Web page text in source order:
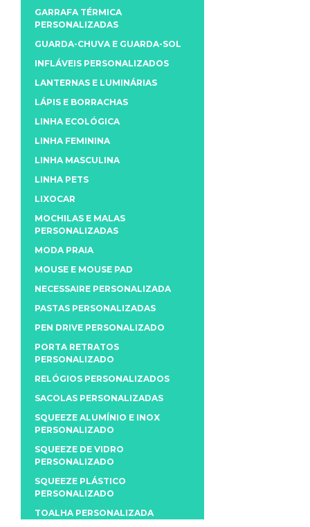
GARRAFA TÉRMICA
PERSONALIZADAS
GUARDA-CHUVA E GUARDA-SOL
INFLÁVEIS PERSONALIZADOS
LANTERNAS E LUMINÁRIAS
LÁPIS E BORRACHAS
LINHA ECOLÓGICA
LINHA FEMININA
LINHA MASCULINA
LINHA PETS
LIXOCAR
MOCHILAS E MALAS
PERSONALIZADAS
MODA PRAIA
MOUSE E MOUSE PAD
NECESSAIRE PERSONALIZADA
PASTAS PERSONALIZADAS
PEN DRIVE PERSONALIZADO
PORTA RETRATOS
PERSONALIZADO
RELÓGIOS PERSONALIZADOS
SACOLAS PERSONALIZADAS
SQUEEZE ALUMÍNIO E INOX
PERSONALIZADO
SQUEEZE DE VIDRO
PERSONALIZADO
SQUEEZE PLÁSTICO
PERSONALIZADO
TOALHA PERSONALIZADA